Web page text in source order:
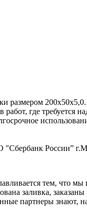
размером
где требуется
России”
тем, что
заливка,
партнеры